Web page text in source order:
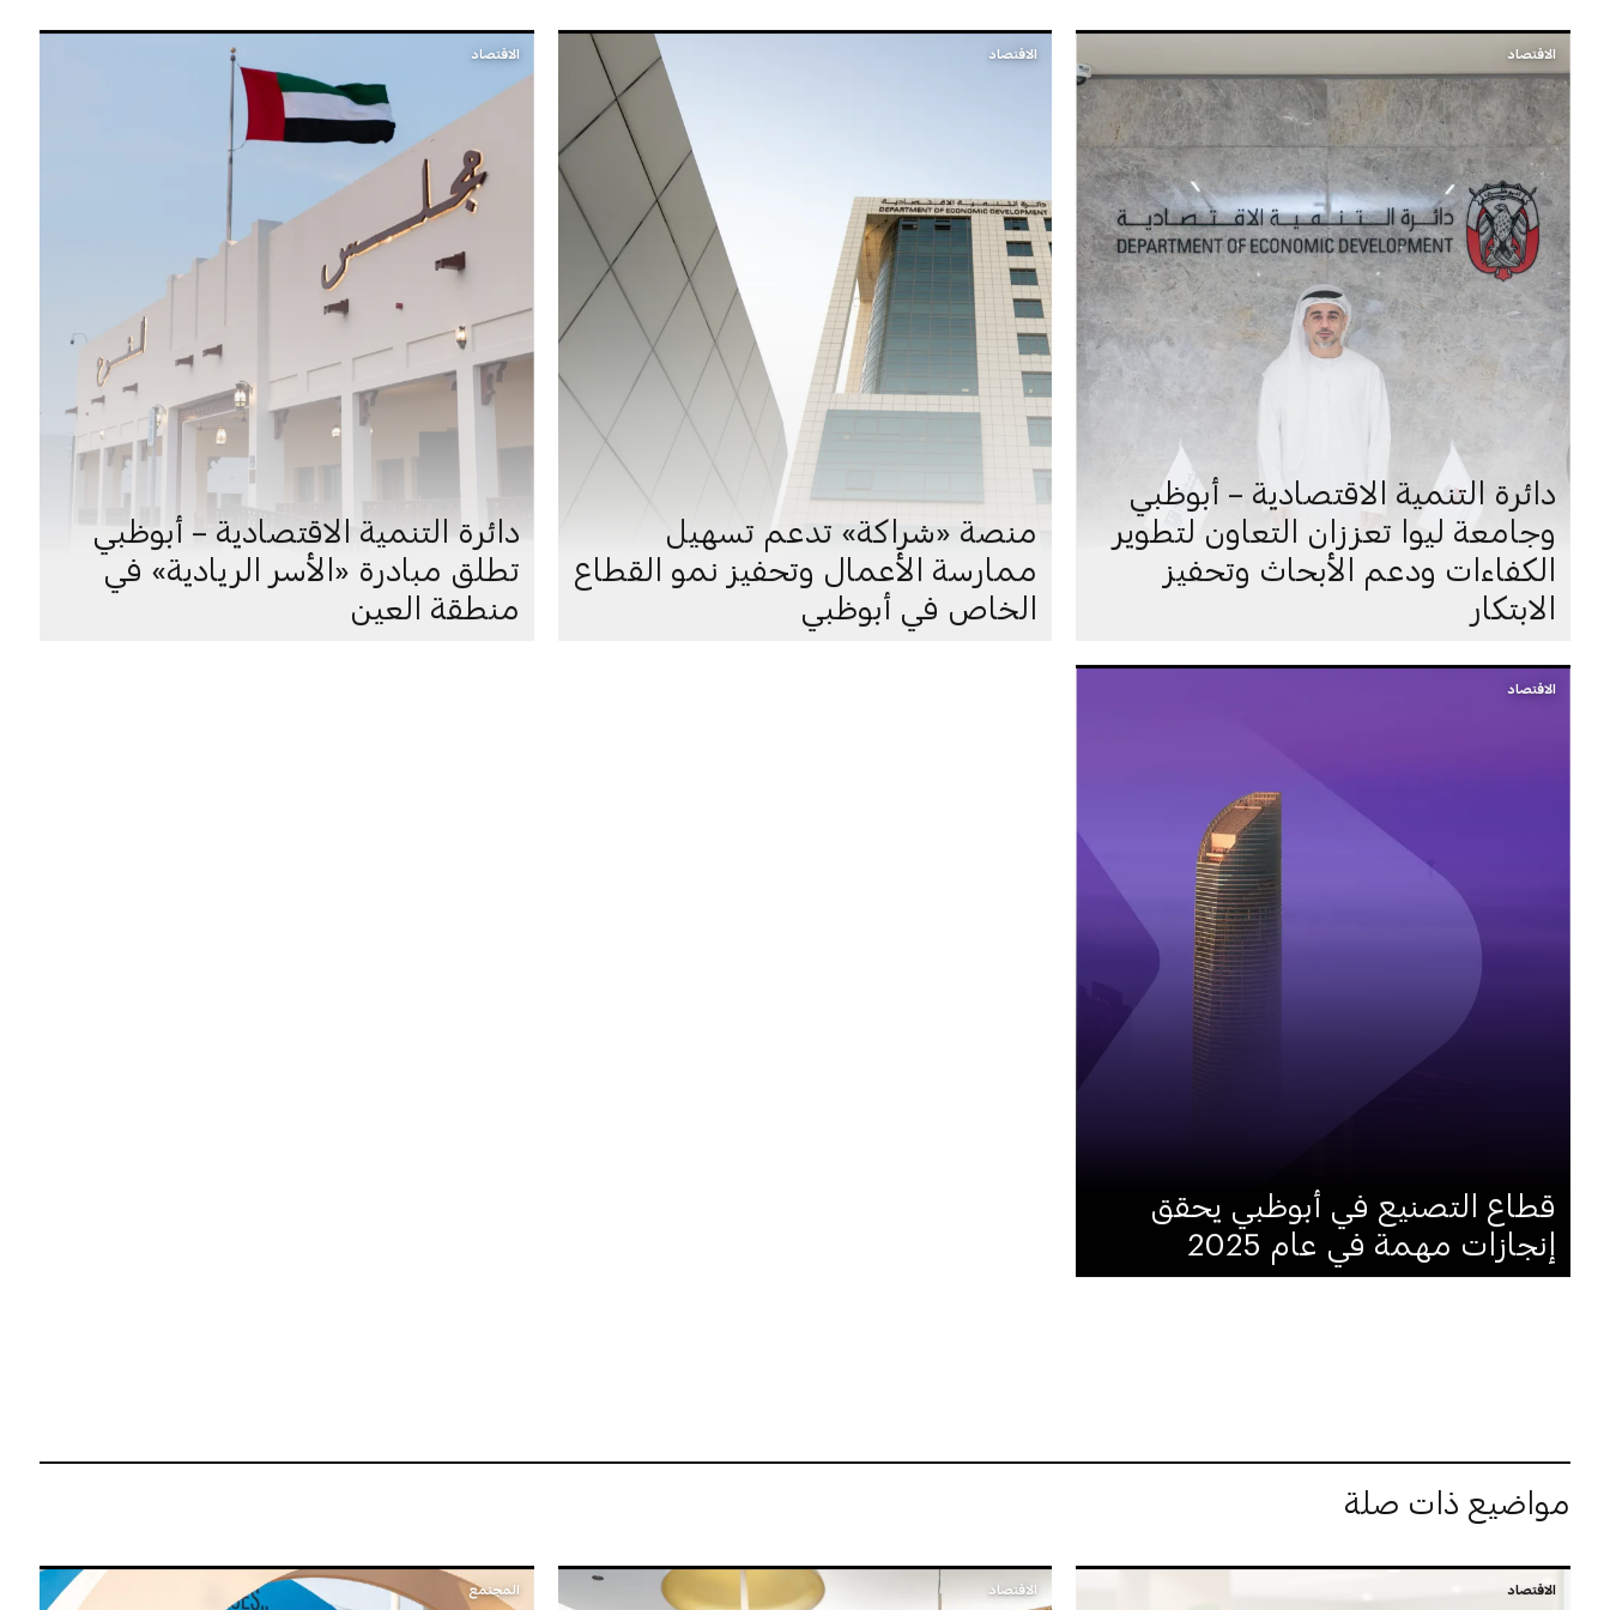
الاقتصاد
دائرة التنمية الاقتصادية – أبوظبي
وجامعة ليوا تعززان التعاون لتطوير
الكفاءات ودعم الأبحاث وتحفيز
الابتكار
الاقتصاد
منصة «شراكة» تدعم تسهيل
ممارسة الأعمال وتحفيز نمو القطاع
الخاص في أبوظبي
الاقتصاد
دائرة التنمية الاقتصادية – أبوظبي
تطلق مبادرة «الأسر الريادية» في
منطقة العين
الاقتصاد
قطاع التصنيع في أبوظبي يحقق
إنجازات مهمة في عام 2025
مواضيع ذات صلة
الاقتصاد الاقتصاد المجتمع